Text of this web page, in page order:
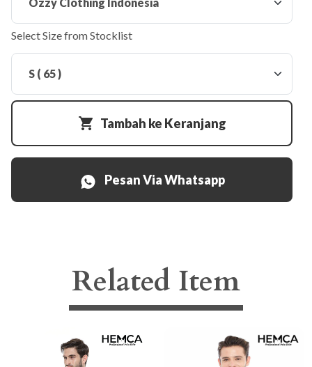
Select Size from Stocklist
Tambah ke Keranjang
Pesan Via Whatsapp
Related Item